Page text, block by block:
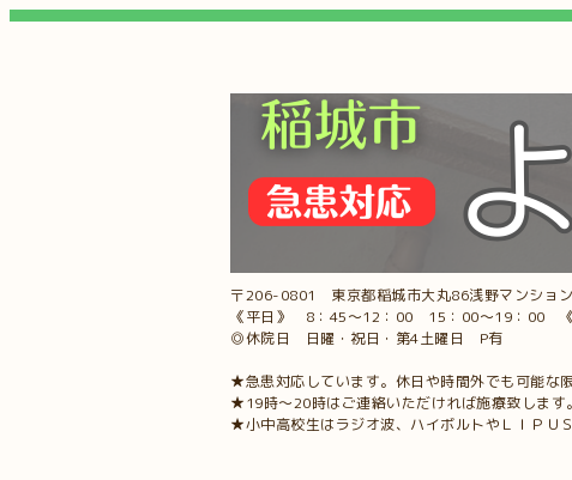
〒206-0801 東京都稲城市大丸86浅野マンシ
《平日》 8：45～12：00 15：00～19：00
◎休院日 日曜・祝日・第4土曜日 P有
★急患対応しています。休日や時間外でも可能な
★19時～20時はご連絡いただければ施療致します。
★小中高校生はラジオ波、ハイボルトやＬＩＰＵ